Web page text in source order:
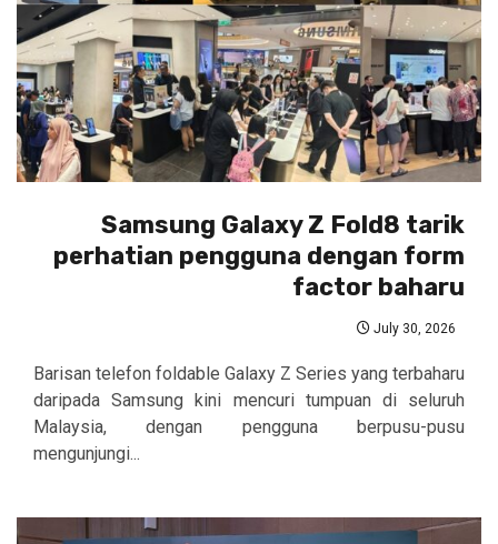
Samsung Galaxy Z Fold8 tarik
perhatian pengguna dengan form
factor baharu
July 30, 2026
Barisan telefon foldable Galaxy Z Series yang terbaharu
daripada Samsung kini mencuri tumpuan di seluruh
Malaysia, dengan pengguna berpusu-pusu
mengunjungi...